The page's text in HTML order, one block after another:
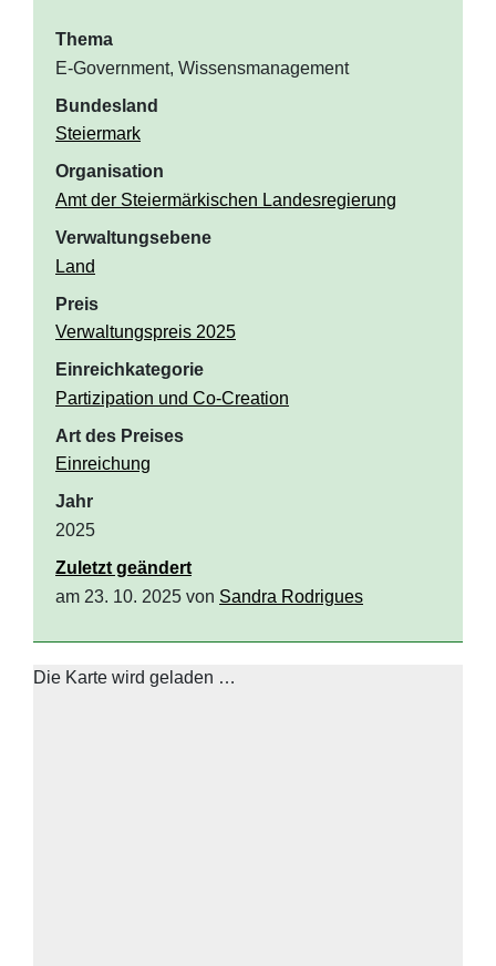
Thema
E-Government, Wissensmanagement
Bundesland
Steiermark
Organisation
Amt der Steiermärkischen Landesregierung
Verwaltungsebene
Land
Preis
Verwaltungspreis 2025
Einreichkategorie
Partizipation und Co-Creation
Art des Preises
Einreichung
Jahr
2025
Zuletzt geändert
am 23. 10. 2025 von Sandra Rodrigues
Die Karte wird geladen …